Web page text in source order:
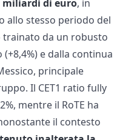
miliardi di euro, in
allo stesso periodo del
trainato da un robusto
e dalla continua
principale
Il CET1 ratio fully
mentre il RoTE ha
il contesto